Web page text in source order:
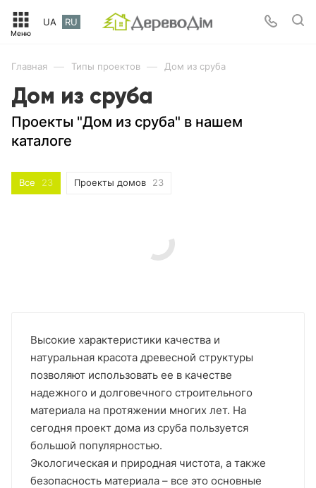
UA RU
Главная — Типы проектов — Дом из сруба
Дом из сруба
Проекты "Дом из сруба" в нашем
каталоге
Все 23 Проекты домов 23
Высокие характеристики качества и
натуральная красота древесной структуры
позволяют использовать ее в качестве
надежного и долговечного строительного
материала на протяжении многих лет. На
сегодня проект дома из сруба пользуется
большой популярностью.
Экологическая и природная чистота, а также
безопасность материала – все это основные